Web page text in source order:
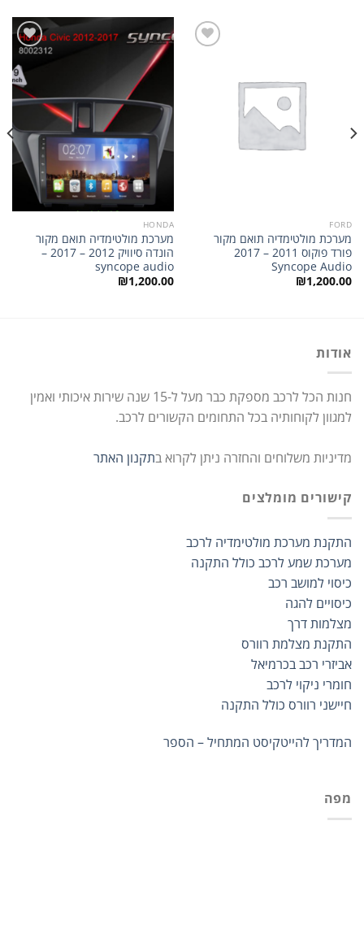
FORD
מערכת מולטימדיה תואם מקור
פורד פוקוס 2011 – 2017
Syncope Audio
₪1,200.00
הוסף
לרשימת
המשאלות
HONDA
מערכת מולטימדיה תואם מקור
הונדה סיוויק 2012 – 2017 –
syncope audio
₪1,200.00
אודות
חנות הכל לרכב מספקת כבר מעל ל-15 שנה שירות איכותי ואמין
למגוון לקוחותיה בכל התחומים הקשורים לרכב.
מדיניות משלוחים והחזרה ניתן לקרוא בתקנון האתר
קישורים מומלצים
התקנת מערכת מולטימדיה לרכב
מערכת שמע לרכב כולל התקנה
כיסוי למושב רכב
כיסויים להגה
מצלמות דרך
התקנת מצלמת רוורס
אביזרי רכב בכרמיאל
חומרי ניקוי לרכב
חיישני רוורס כולל התקנה
המדריך להייטקיסט המתחיל – הספר
מפה